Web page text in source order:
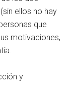
ellos no hay
que
motivaciones,
y